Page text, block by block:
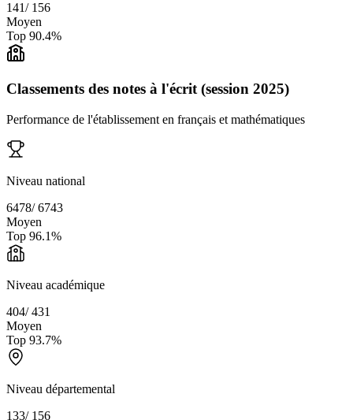
141/ 156
Moyen
Top 90.4%
Classements des notes à l'écrit (session 2025)
Performance de l'établissement en français et mathématiques
Niveau national
6478/6743
Moyen
Top 96.1%
Niveau académique
404/431
Moyen
Top 93.7%
Niveau départemental
133/ 156